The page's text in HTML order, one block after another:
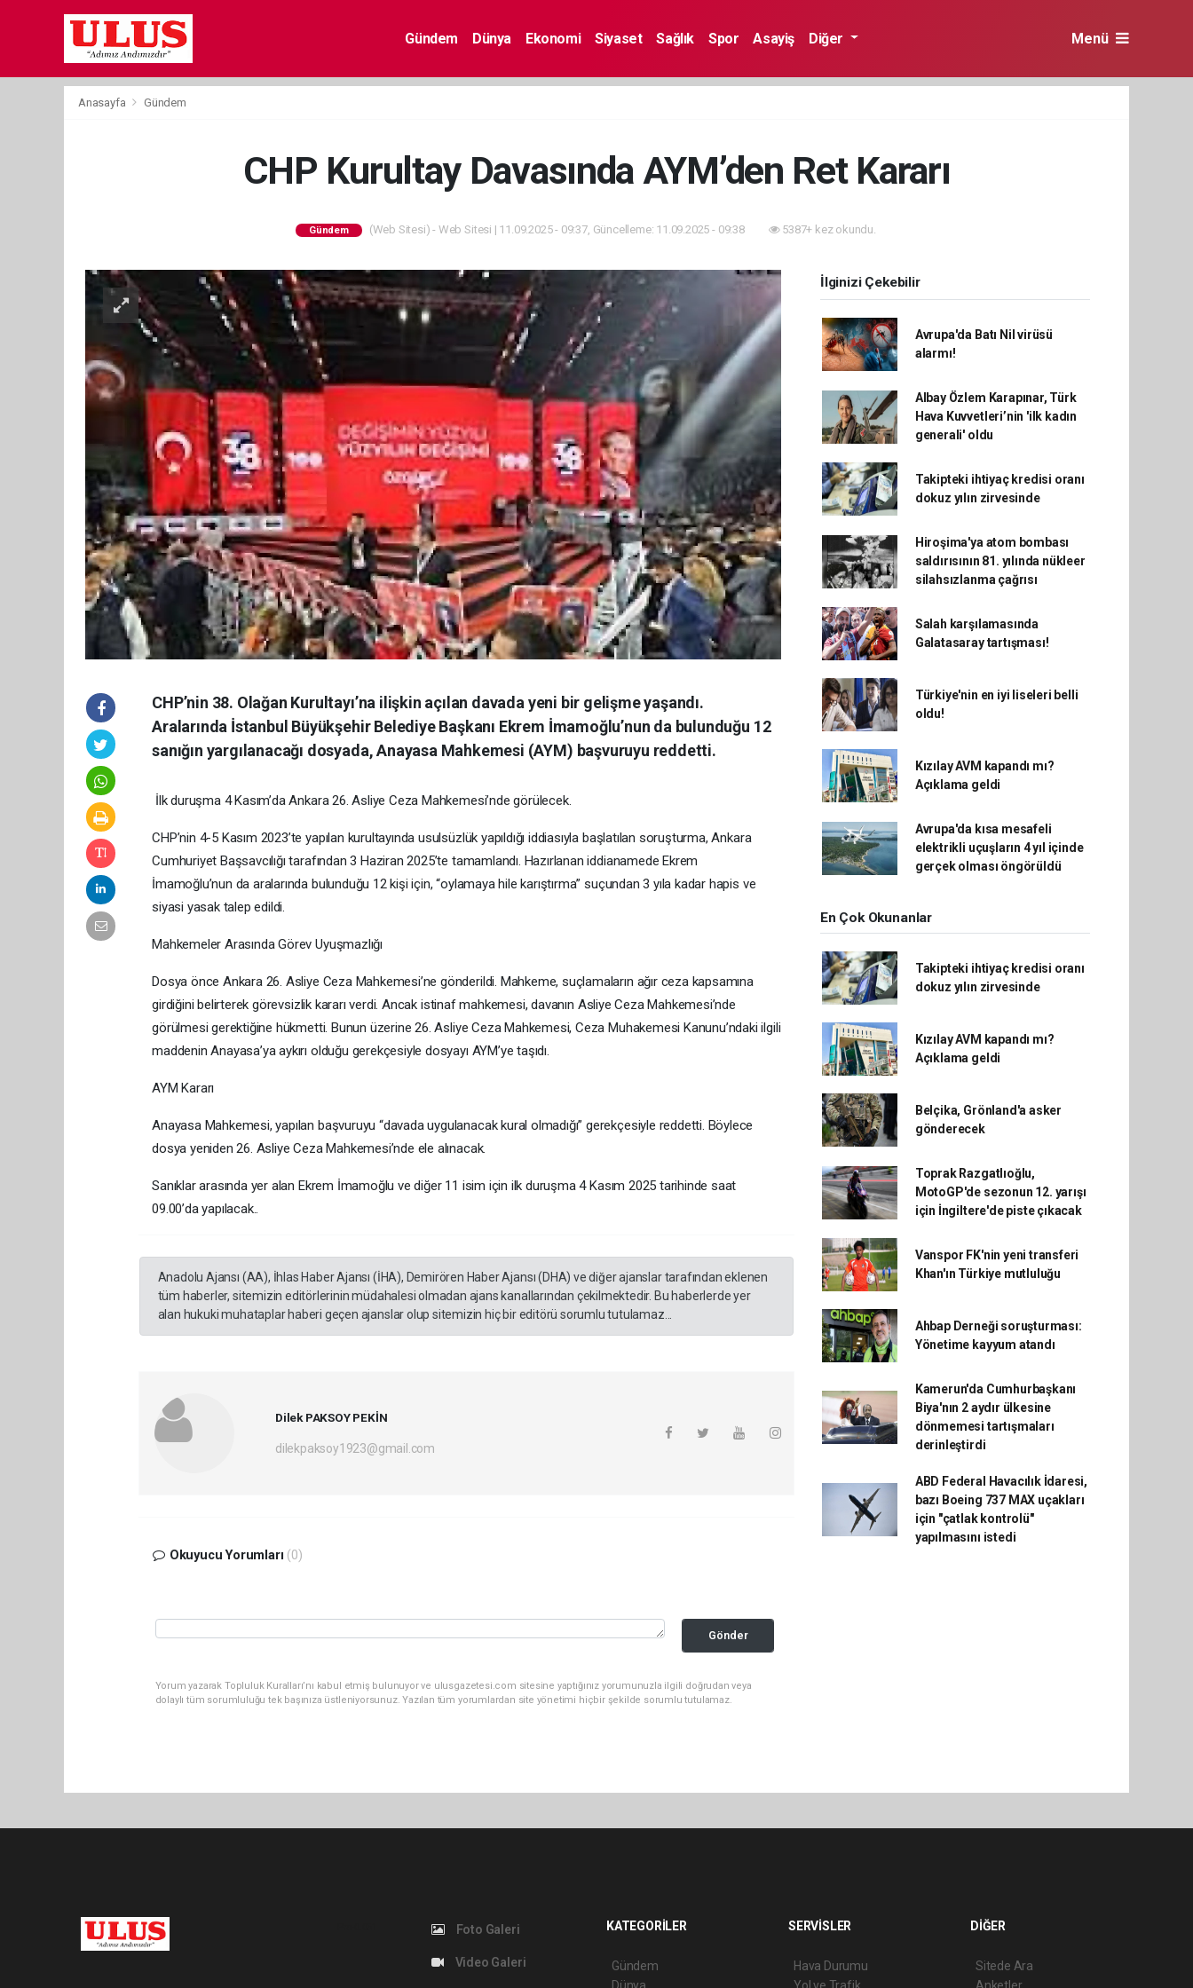
Gündem Dünya Ekonomi Siyaset Sağlık Spor Asayiş Diğer Menü
Anasayfa Gündem
CHP Kurultay Davasında AYM’den Ret Kararı
Gündem (Web Sitesi) - Web Sitesi | 11.09.2025 - 09:37, Güncelleme: 11.09.2025 - 09:38 5387+ kez okundu.
CHP’nin 38. Olağan Kurultayı’na ilişkin açılan davada yeni bir gelişme yaşandı.
Aralarında İstanbul Büyükşehir Belediye Başkanı Ekrem İmamoğlu’nun da bulunduğu 12
sanığın yargılanacağı dosyada, Anayasa Mahkemesi (AYM) başvuruyu reddetti.
İlk duruşma 4 Kasım’da Ankara 26. Asliye Ceza Mahkemesi’nde görülecek.
CHP’nin 4-5 Kasım 2023’te yapılan kurultayında usulsüzlük yapıldığı iddiasıyla başlatılan soruşturma, Ankara
Cumhuriyet Başsavcılığı tarafından 3 Haziran 2025’te tamamlandı. Hazırlanan iddianamede Ekrem
İmamoğlu’nun da aralarında bulunduğu 12 kişi için, “oylamaya hile karıştırma” suçundan 3 yıla kadar hapis ve
siyasi yasak talep edildi.
Mahkemeler Arasında Görev Uyuşmazlığı
Dosya önce Ankara 26. Asliye Ceza Mahkemesi’ne gönderildi. Mahkeme, suçlamaların ağır ceza kapsamına
girdiğini belirterek görevsizlik kararı verdi. Ancak istinaf mahkemesi, davanın Asliye Ceza Mahkemesi’nde
görülmesi gerektiğine hükmetti. Bunun üzerine 26. Asliye Ceza Mahkemesi, Ceza Muhakemesi Kanunu’ndaki ilgili
maddenin Anayasa’ya aykırı olduğu gerekçesiyle dosyayı AYM’ye taşıdı.
AYM Kararı
Anayasa Mahkemesi, yapılan başvuruyu “davada uygulanacak kural olmadığı” gerekçesiyle reddetti. Böylece
dosya yeniden 26. Asliye Ceza Mahkemesi’nde ele alınacak.
Sanıklar arasında yer alan Ekrem İmamoğlu ve diğer 11 isim için ilk duruşma 4 Kasım 2025 tarihinde saat
09.00’da yapılacak..
Anadolu Ajansı (AA), İhlas Haber Ajansı (İHA), Demirören Haber Ajansı (DHA) ve diğer ajanslar tarafından eklenen
tüm haberler, sitemizin editörlerinin müdahalesi olmadan ajans kanallarından çekilmektedir. Bu haberlerde yer
alan hukuki muhataplar haberi geçen ajanslar olup sitemizin hiç bir editörü sorumlu tutulamaz...
Dilek PAKSOY PEKİN
dilekpaksoy1923@gmail.com
Okuyucu Yorumları (0)
Gönder
Yorum yazarak Topluluk Kuralları’nı kabul etmiş bulunuyor ve ulusgazetesi.com sitesine yaptığınız yorumunuzla ilgili doğrudan veya
dolaylı tüm sorumluluğu tek başınıza üstleniyorsunuz. Yazılan tüm yorumlardan site yönetimi hiçbir şekilde sorumlu tutulamaz.
İlginizi Çekebilir
Avrupa'da Batı Nil virüsü
alarmı!
Albay Özlem Karapınar, Türk
Hava Kuvvetleri’nin 'ilk kadın
generali' oldu
Takipteki ihtiyaç kredisi oranı
dokuz yılın zirvesinde
Hiroşima'ya atom bombası
saldırısının 81. yılında nükleer
silahsızlanma çağrısı
Salah karşılamasında
Galatasaray tartışması!
Türkiye'nin en iyi liseleri belli
oldu!
Kızılay AVM kapandı mı?
Açıklama geldi
Avrupa'da kısa mesafeli
elektrikli uçuşların 4 yıl içinde
gerçek olması öngörüldü
En Çok Okunanlar
Takipteki ihtiyaç kredisi oranı
dokuz yılın zirvesinde
Kızılay AVM kapandı mı?
Açıklama geldi
Belçika, Grönland'a asker
gönderecek
Toprak Razgatlıoğlu,
MotoGP'de sezonun 12. yarışı
için İngiltere'de piste çıkacak
Vanspor FK'nin yeni transferi
Khan'ın Türkiye mutluluğu
Ahbap Derneği soruşturması:
Yönetime kayyum atandı
Kamerun'da Cumhurbaşkanı
Biya'nın 2 aydır ülkesine
dönmemesi tartışmaları
derinleştirdi
ABD Federal Havacılık İdaresi,
bazı Boeing 737 MAX uçakları
için "çatlak kontrolü"
yapılmasını istedi
Foto Galeri
Video Galeri
KATEGORİLER
Gündem
SERVİSLER
Hava Durumu
DİĞER
Sitede Ara